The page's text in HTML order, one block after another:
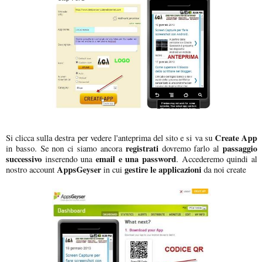
Si clicca sulla destra per vedere l'anteprima del sito e si va su Create App
in basso. Se non ci siamo ancora registratidovremo farlo alpassaggio
successivo inserendo unaemail e una password. Accederemo quindi al
nostro account AppsGeyserin cui gestire le applicazioni da noi create